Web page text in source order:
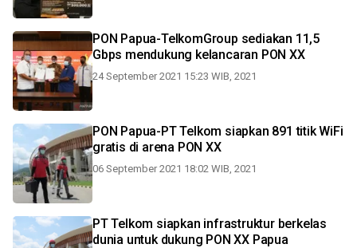
PON Papua-TelkomGroup sediakan 11,5
Gbps mendukung kelancaran PON XX
24 September 2021 15:23 WIB, 2021
PON Papua-PT Telkom siapkan 891 titik WiFi
gratis di arena PON XX
06 September 2021 18:02 WIB, 2021
PT Telkom siapkan infrastruktur berkelas
dunia untuk dukung PON XX Papua